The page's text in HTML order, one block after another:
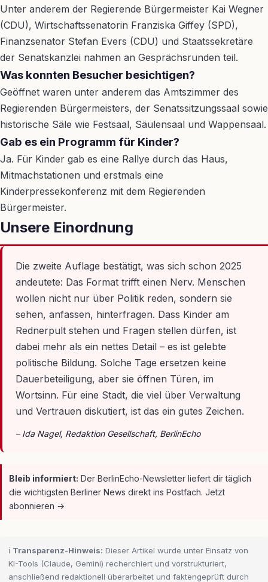
Unter anderem der Regierende Bürgermeister Kai Wegner
(CDU), Wirtschaftssenatorin Franziska Giffey (SPD),
Finanzsenator Stefan Evers (CDU) und Staatssekretäre
der Senatskanzlei nahmen an Gesprächsrunden teil.
Was konnten Besucher besichtigen?
Geöffnet waren unter anderem das Amtszimmer des
Regierenden Bürgermeisters, der Senatssitzungssaal sowie
historische Säle wie Festsaal, Säulensaal und Wappensaal.
Gab es ein Programm für Kinder?
Ja. Für Kinder gab es eine Rallye durch das Haus,
Mitmachstationen und erstmals eine
Kinderpressekonferenz mit dem Regierenden
Bürgermeister.
Unsere Einordnung
Die zweite Auflage bestätigt, was sich schon 2025
andeutete: Das Format trifft einen Nerv. Menschen
wollen nicht nur über Politik reden, sondern sie
sehen, anfassen, hinterfragen. Dass Kinder am
Rednerpult stehen und Fragen stellen dürfen, ist
dabei mehr als ein nettes Detail – es ist gelebte
politische Bildung. Solche Tage ersetzen keine
Dauerbeteiligung, aber sie öffnen Türen, im
Wortsinn. Für eine Stadt, die viel über Verwaltung
und Vertrauen diskutiert, ist das ein gutes Zeichen.
– Ida Nagel, Redaktion Gesellschaft, BerlinEcho
Bleib informiert: Der BerlinEcho-Newsletter liefert dir täglich
die wichtigsten Berliner News direkt ins Postfach. Jetzt
abonnieren →
ℹ️ Transparenz-Hinweis: Dieser Artikel wurde unter Einsatz von
KI-Tools (Claude, Gemini) recherchiert und vorstrukturiert,
anschließend redaktionell überarbeitet und faktengeprüft durch